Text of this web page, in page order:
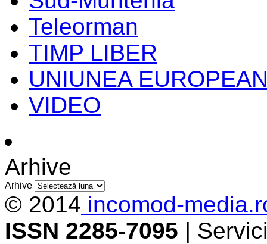
Teleorman
TIMP LIBER
UNIUNEA
VIDEO
Arhive
Arhive
© 2014 incomod-
ISSN 2285-7095 |